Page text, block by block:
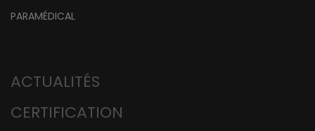
PARAMÉDICAL
ACTUALITÉS
CERTIFICATION